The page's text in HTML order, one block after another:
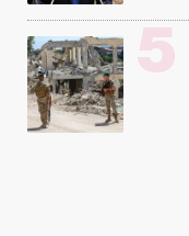
5